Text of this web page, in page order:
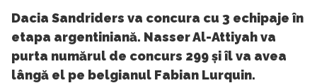
Dacia Sandriders va concura cu 3 echipaje în
etapa argentiniană. Nasser Al-Attiyah va
purta numărul de concurs 299 și îl va avea
lângă el pe belgianul Fabian Lurquin.